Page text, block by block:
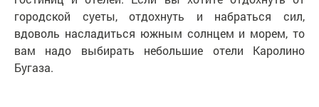
городской суеты, отдохнуть и набраться сил,
вдоволь насладиться южным солнцем и морем, то
вам надо выбирать небольшие отели Каролино
Бугаза.